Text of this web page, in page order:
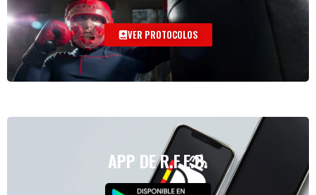
VER PROTOCOLOS
APP DE R.F.E.B.